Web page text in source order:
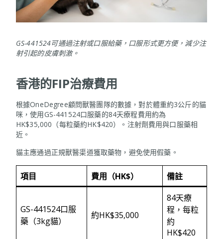
GS-441524可通過注射或口服給藥，口服形式更方便，減少注
射引起的皮膚刺激。
香港的FIP治療費用
根據OneDegree顧問獸醫團隊的數據，對於體重約3公斤的貓
咪，使用GS-441524口服藥的84天療程費用約為
HK$35,000（每粒藥約HK$420）。注射劑費用與口服藥相
近。
貓主應通過正規獸醫渠道獲取藥物，避免使用假藥。
項目 費用（HK$） 備註
GS-441524口服
藥（3kg貓）
約HK$35,000
84天療
程，每粒
約
HK$420